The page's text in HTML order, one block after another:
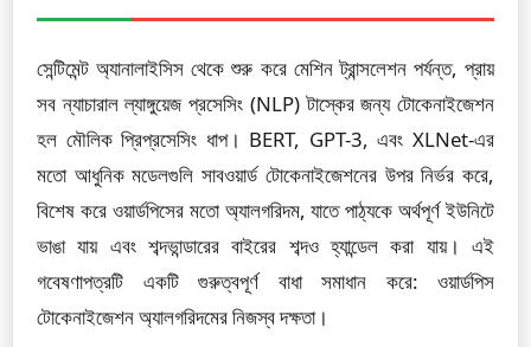
সেন্টিমেন্ট অ্যানালাইসিস থেকে শুরু করে মেশিন ট্রান্সলেশন পর্যন্ত, প্রায়
সব ন্যাচারাল ল্যাঙ্গুয়েজ প্রসেসিং (NLP) টাস্কের জন্য টোকেনাইজেশন
হল মৌলিক প্রিপ্রসেসিং ধাপ। BERT, GPT-3, এবং XLNet-এর
মতো আধুনিক মডেলগুলি সাবওয়ার্ড টোকেনাইজেশনের উপর নির্ভর করে,
বিশেষ করে ওয়ার্ডপিসের মতো অ্যালগরিদম, যাতে পাঠ্যকে অর্থপূর্ণ ইউনিটে
ভাঙা যায় এবং শব্দভান্ডারের বাইরের শব্দও হ্যান্ডেল করা যায়। এই
গবেষণাপত্রটি একটি গুরুত্বপূর্ণ বাধা সমাধান করে: ওয়ার্ডপিস
টোকেনাইজেশন অ্যালগরিদমের নিজস্ব দক্ষতা।